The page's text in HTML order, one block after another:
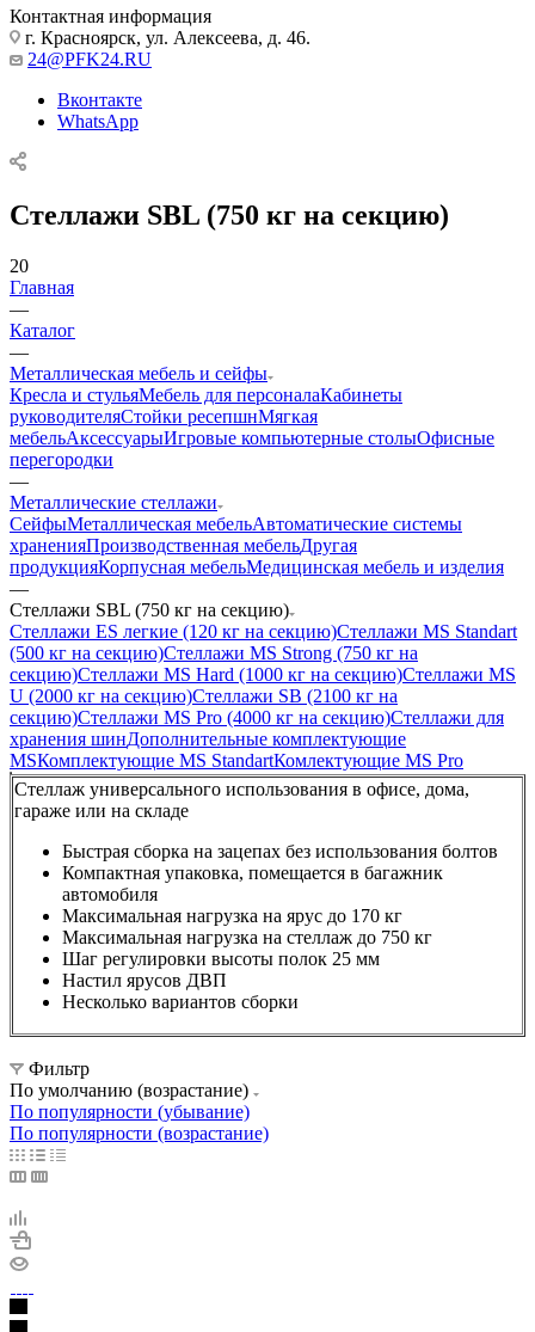
Контактная информация
г. Красноярск, ул. Алексеева, д. 46.
24@PFK24.RU
Вконтакте
WhatsApp
Стеллажи SBL (750 кг на секцию)
20
Главная
—
Каталог
—
Металлическая мебель и сейфы
Кресла и стульяМебель для персоналаКабинеты
руководителяСтойки ресепшнМягкая
мебельАксессуарыИгровые компьютерные столыОфисные
перегородки
—
Металлические стеллажи
СейфыМеталлическая мебельАвтоматические системы
храненияПроизводственная мебельДругая
продукцияКорпусная мебельМедицинская мебель и изделия
—
Стеллажи SBL (750 кг на секцию)
Стеллажи ES легкие (120 кг на секцию)Стеллажи MS Standart
(500 кг на секцию)Стеллажи MS Strong (750 кг на
секцию)Стеллажи MS Hard (1000 кг на секцию)Стеллажи MS
U (2000 кг на секцию)Стеллажи SB (2100 кг на
секцию)Стеллажи MS Pro (4000 кг на секцию)Стеллажи для
хранения шинДополнительные комплектующие
MSКомплектующие MS StandartКомлектующие MS Pro
Стеллаж универсального использования в офисе, дома,
гараже или на складе
Быстрая сборка на зацепах без использования болтов
Компактная упаковка, помещается в багажник
автомобиля
Максимальная нагрузка на ярус до 170 кг
Максимальная нагрузка на стеллаж до 750 кг
Шаг регулировки высоты полок 25 мм
Настил ярусов ДВП
Несколько вариантов сборки
Фильтр
По умолчанию (возрастание)
По популярности (убывание)
По популярности (возрастание)